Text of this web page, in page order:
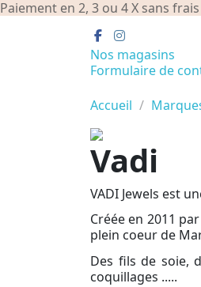
Paiement en 2, 3 ou 4 X sans
Nos magasins
Formulaire de
Accueil
Vadi
VADI Jewels est
Créée en 2011
plein coeur de
Des fils de soie,
coquillages .....